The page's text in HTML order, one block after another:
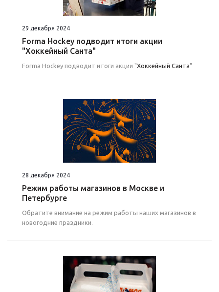
29 декабря 2024
Forma Hockey подводит итоги акции
"Хоккейный Санта"
Forma Hockey подводит итоги акции "Хоккейный Санта"
28 декабря 2024
Режим работы магазинов в Москве и
Петербурге
Обратите внимание на режим работы наших магазинов в
новогодние праздники.